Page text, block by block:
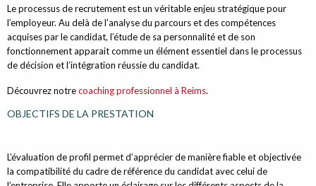
Le processus de recrutement est un véritable enjeu stratégique pour
l’employeur. Au delà de l’analyse du parcours et des compétences
acquises par le candidat, l’étude de sa personnalité et de son
fonctionnement apparait comme un élément essentiel dans le processus
de décision et l’intégration réussie du candidat.
Découvrez notrecoaching professionnel à Reims.
OBJECTIFS DE LA PRESTATION
L’évaluation de profil permet d’apprécier de manière fiable et objectivée
la compatibilité du cadre de référence du candidat avec celui de